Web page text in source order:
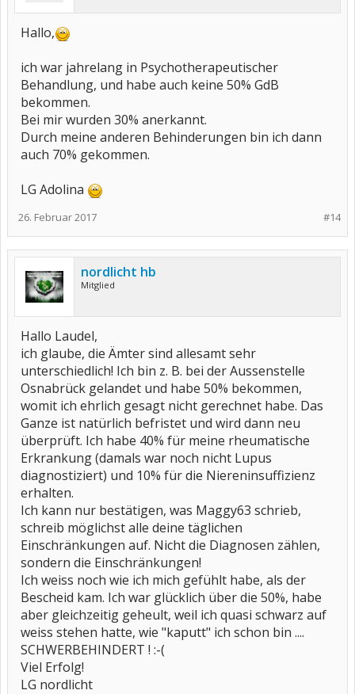
Hallo,
ich war jahrelang in Psychotherapeutischer
Behandlung, und habe auch keine 50% GdB
bekommen.
Bei mir wurden 30% anerkannt.
Durch meine anderen Behinderungen bin ich dann
auch 70% gekommen.
LG Adolina
#14
26. Februar 2017
nordlicht hb
Mitglied
Hallo Laudel,
ich glaube, die Ämter sind allesamt sehr
unterschiedlich! Ich bin z. B. bei der Aussenstelle
Osnabrück gelandet und habe 50% bekommen,
womit ich ehrlich gesagt nicht gerechnet habe. Das
Ganze ist natürlich befristet und wird dann neu
überprüft. Ich habe 40% für meine rheumatische
Erkrankung (damals war noch nicht Lupus
diagnostiziert) und 10% für die Niereninsuffizienz
erhalten.
Ich kann nur bestätigen, was Maggy63 schrieb,
schreib möglichst alle deine täglichen
Einschränkungen auf. Nicht die Diagnosen zählen,
sondern die Einschränkungen!
Ich weiss noch wie ich mich gefühlt habe, als der
Bescheid kam. Ich war glücklich über die 50%, habe
aber gleichzeitig geheult, weil ich quasi schwarz auf
weiss stehen hatte, wie "kaputt" ich schon bin ....
SCHWERBEHINDERT ! :-(
Viel Erfolg!
LG nordlicht